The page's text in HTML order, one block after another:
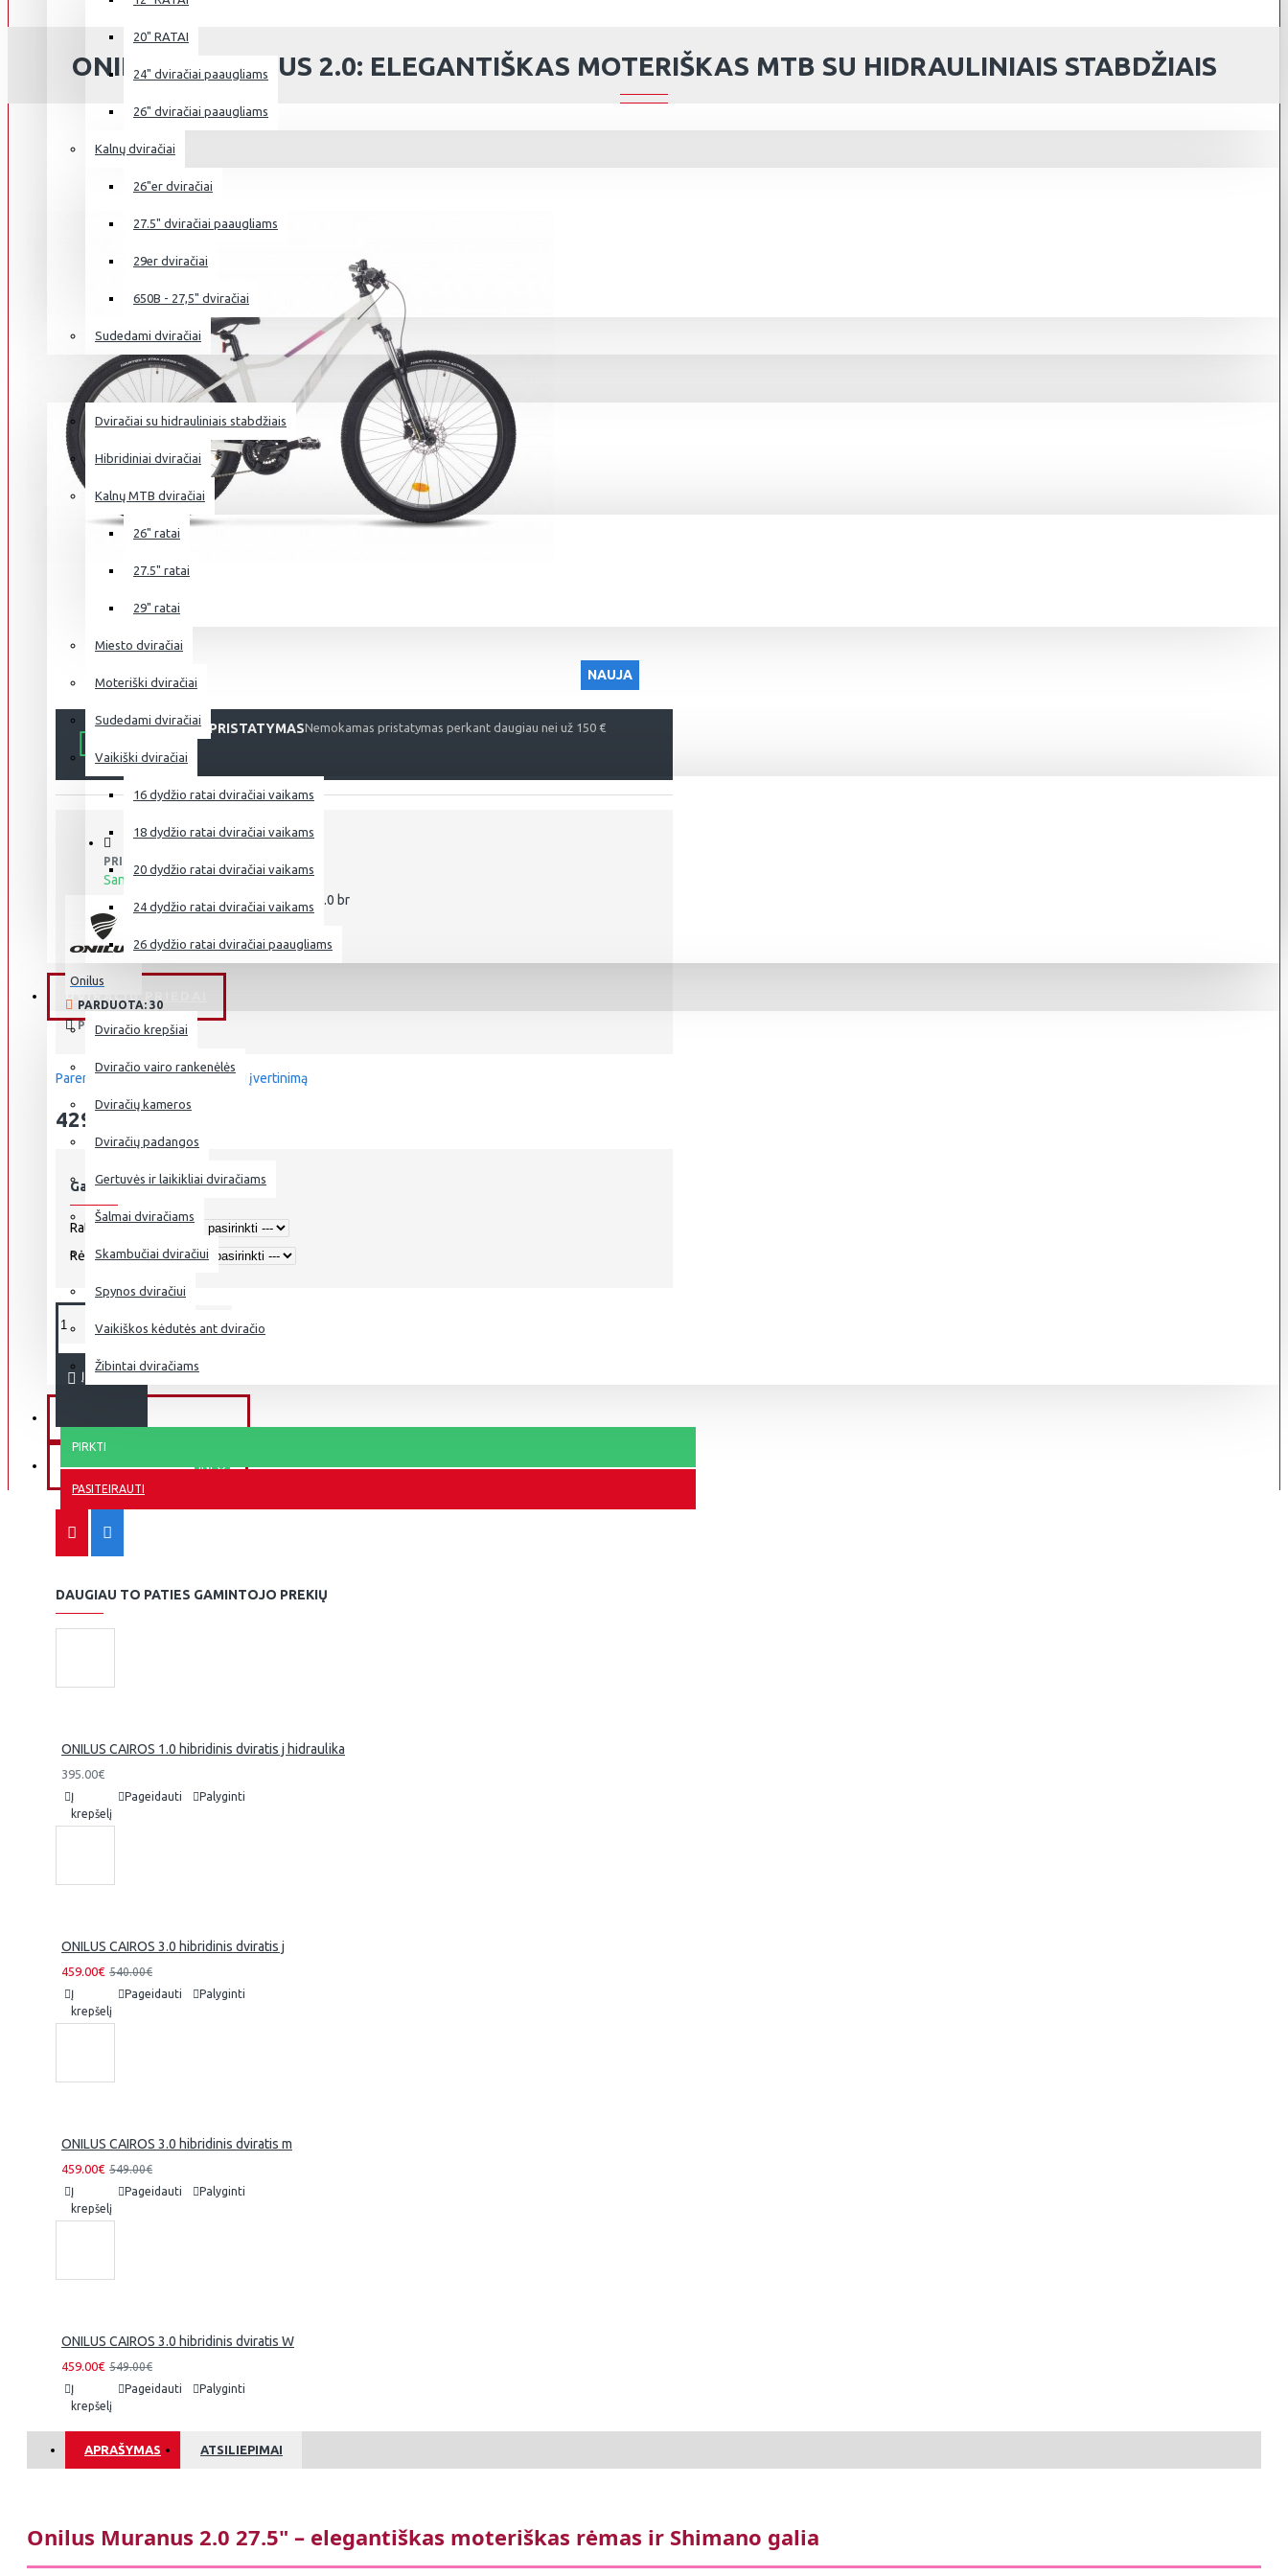
20" RATAI
24" dviračiai paaugliams
26" dviračiai paaugliams
Kalnų dviračiai
26"er dviračiai
27.5" dviračiai paaugliams
29er dviračiai
650B - 27,5" dviračiai
Sudedami dviračiai
NAUDOTI DVIRAČIAI
Dviračiai su hidrauliniais stabdžiais
Hibridiniai dviračiai
Kalnų MTB dviračiai
26" ratai
27.5" ratai
29" ratai
Miesto dviračiai
Moteriški dviračiai
Sudedami dviračiai
Vaikiški dviračiai
16 dydžio ratai dviračiai vaikams
18 dydžio ratai dviračiai vaikams
20 dydžio ratai dviračiai vaikams
24 dydžio ratai dviračiai vaikams
26 dydžio ratai dviračiai paaugliams
Dviračio krepšiai
Dviračio vairo rankenėlės
Dviračių kameros
Dviračių padangos
Gertuvės ir laikikliai dviračiams
Šalmai dviračiams
Skambučiai dviračiui
Spynos dviračiui
Vaikiškos kėdutės ant dviračio
Žibintai dviračiams
APIE DVIRAČIUS INFO
ONILUS MURANUS 2.0: ELEGANTIŠKAS MOTERIŠKAS MTB SU HIDRAULINIAIS STABDŽIAIS
NAUJA
NEMOKAMAS PRISTATYMASNemokamas pristatymas perkant daugiau nei už 150 €
PRIEINAMUMAS:
Sandėlyje
PREKĖS KODAS: ONILUS MURANUS 2.0 br
Onilus
PARDUOTA: 30
PERŽIŪRĖTA: 1090
Paremta 0 įvertinimais.-Parašyti įvertinimą
429.00€
Galimi pasirinkimai
Ratų dydis
Rėmo dydis
Į KREPŠELĮ
PIRKTI
PASITEIRAUTI
DAUGIAU TO PATIES GAMINTOJO PREKIŲ
ONILUS CAIROS 1.0 hibridinis dviratis j hidraulika
395.00€
Į
krepšelį
Pageidauti Palyginti
ONILUS CAIROS 3.0 hibridinis dviratis j
459.00€ 540.00€
Į
krepšelį
Pageidauti Palyginti
ONILUS CAIROS 3.0 hibridinis dviratis m
459.00€ 549.00€
Į
krepšelį
Pageidauti Palyginti
ONILUS CAIROS 3.0 hibridinis dviratis W
459.00€ 549.00€
Į
krepšelį
Pageidauti Palyginti
APRAŠYMAS ATSILIEPIMAI
Onilus Muranus 2.0 27.5" – elegantiškas moteriškas rėmas ir Shimano galia